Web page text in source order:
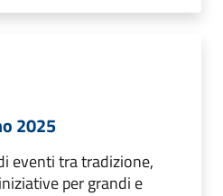
2025
eventi tra tradizione,
per grandi e